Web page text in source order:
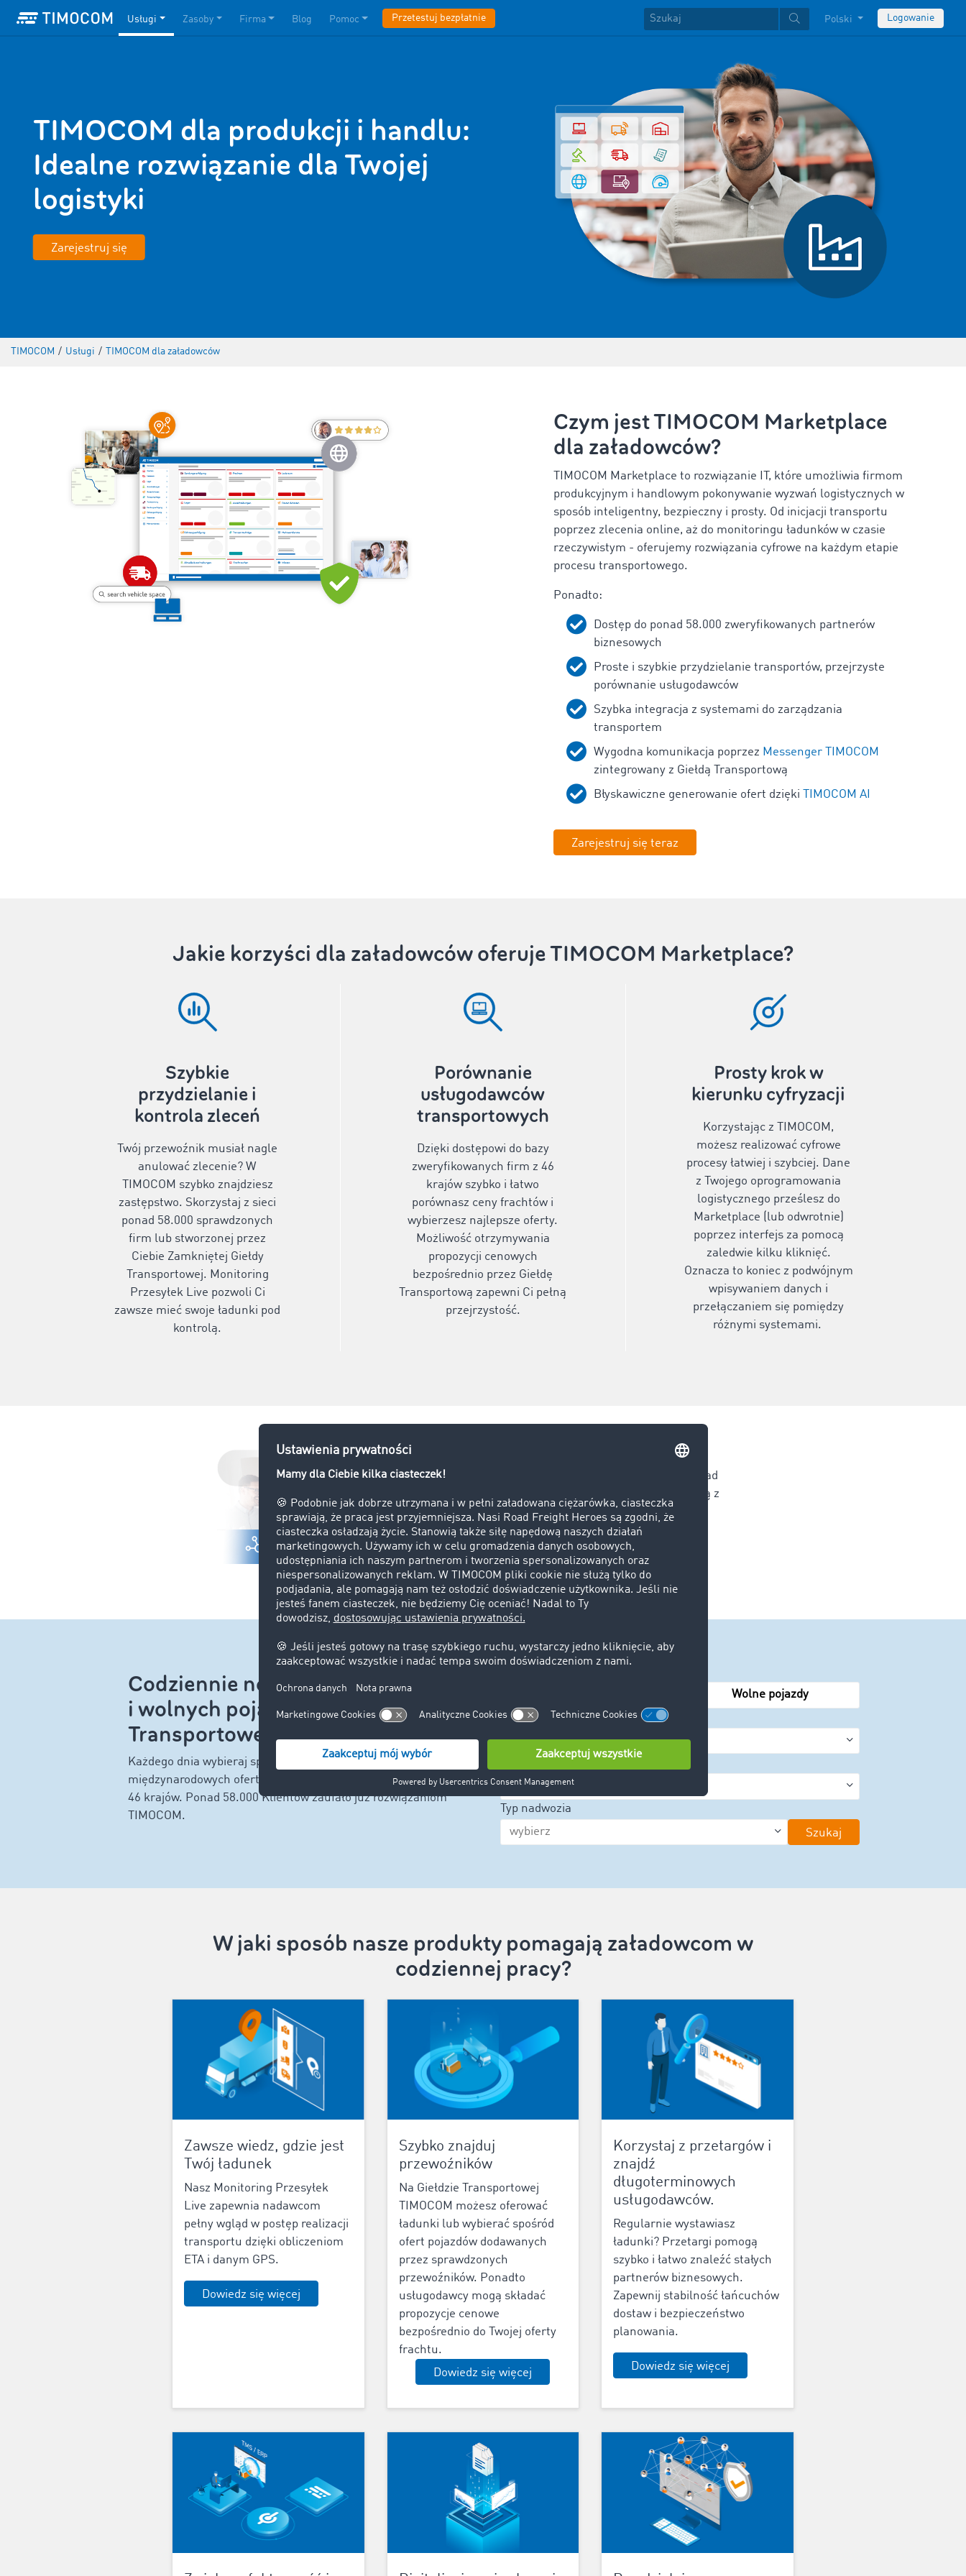
Usługi Zasoby Firma Blog Pomoc Przetestuj bezpłatnie Polski Logowanie
TIMOCOM dla produkcji i handlu:
Idealne rozwiązanie dla Twojej
logistyki
Zarejestruj się
TIMOCOM / Usługi / TIMOCOM dla załadowców
Czym jest TIMOCOM Marketplace
dla załadowców?
TIMOCOM Marketplace to rozwiązanie IT, które umożliwia firmom
produkcyjnym i handlowym pokonywanie wyzwań logistycznych w
sposób inteligentny, bezpieczny i prosty. Od inicjacji transportu
poprzez zlecenia online, aż do monitoringu ładunków w czasie
rzeczywistym - oferujemy rozwiązania cyfrowe na każdym etapie
procesu transportowego.
Ponadto:
Dostęp do ponad 58.000 zweryfikowanych partnerów
biznesowych
Proste i szybkie przydzielanie transportów, przejrzyste
porównanie usługodawców
Szybka integracja z systemami do zarządzania
transportem
Wygodna komunikacja poprzez Messenger TIMOCOM
zintegrowany z Giełdą Transportową
Błyskawiczne generowanie ofert dzięki
TIMOCOM AI
Zarejestruj się teraz
Jakie korzyści dla załadowców oferuje TIMOCOM Marketplace?
Szybkie
przydzielanie i
kontrola zleceń
Twój przewoźnik musiał nagle
anulować zlecenie? W
TIMOCOM szybko znajdziesz
zastępstwo. Skorzystaj z sieci
ponad 58.000 sprawdzonych
firm lub stworzonej przez
Ciebie Zamkniętej Giełdy
Transportowej. Monitoring
Przesyłek Live pozwoli Ci
zawsze mieć swoje ładunki pod
kontrolą.
Porównanie
usługodawców
transportowych
Dzięki dostępowi do bazy
zweryfikowanych firm z 46
krajów szybko i łatwo
porównasz ceny frachtów i
wybierzesz najlepsze oferty.
Możliwość otrzymywania
propozycji cenowych
bezpośrednio przez Giełdę
Transportową zapewni Ci pełną
przejrzystość.
Prosty krok w
kierunku cyfryzacji
Korzystając z TIMOCOM,
możesz realizować cyfrowe
procesy łatwiej i szybciej. Dane
z Twojego oprogramowania
logistycznego prześlesz do
Marketplace (lub odwrotnie)
poprzez interfejs za pomocą
zaledwie kilku kliknięć.
Oznacza to koniec z podwójnym
wpisywaniem danych i
przełączaniem się pomiędzy
różnymi systemami.
Nie przegap najlepszych ofert
transportu! Dołącz do sieci ponad
firm, które już korzystają z
wiodącej europejskiej Giełdy
Transportowej.
Zarejestruj się teraz
Codziennie nowe oferty ładunków
i wolnych pojazdów na Giełdzie
Transportowej!
Każdego dnia wybieraj spośród nawet 1 miliona
międzynarodowych ofert ładunków i przestrzeni ładunkowych z
46 krajów. Ponad 58.000 Klientów zaufało już rozwiązaniom
TIMOCOM.
Wolne pojazdy
Od
Typ nadwozia
Szukaj
W jaki sposób nasze produkty pomagają załadowcom w
codziennej pracy?
Zawsze wiedz, gdzie jest
Twój ładunek
Nasz Monitoring Przesyłek
Live zapewnia nadawcom
pełny wgląd w postęp realizacji
transportu dzięki obliczeniom
ETA i danym GPS.
Dowiedz się więcej
Szybko znajduj
przewoźników
Na Giełdzie Transportowej
TIMOCOM możesz oferować
ładunki lub wybierać spośród
ofert pojazdów dodawanych
przez sprawdzonych
przewoźników. Ponadto
usługodawcy mogą składać
propozycje cenowe
bezpośrednio do Twojej oferty
frachtu.
Dowiedz się więcej
Korzystaj z przetargów i
znajdź
długoterminowych
usługodawców.
Regularnie wystawiasz
ładunki? Przetargi pomogą
szybko i łatwo znaleźć stałych
partnerów biznesowych.
Zapewnij stabilność łańcuchów
dostaw i bezpieczeństwo
planowania.
Dowiedz się więcej